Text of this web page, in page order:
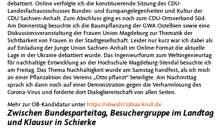
debattiert. Online verfolgte ich die konstituierende Sitzung des CDU-
Landesfachaussschusses Bundes- und Europangelegenheiten und Kultur der
CDU Sachsen-Anhalt. Zum Abschluss ging es noch zum CDU-Ortsverband Süd.
Am Donnerstag besuchte ich die Baumpflanzung der GWA Ostelbien sowie eine
Diskussionsveranstaltung der Frauen Union Magdeburg zur Thematik der
Sichtbarkeit von Frauen in der Stadtgesellschaft. Leider nur kurz war ich dabei als
auf Einladung der Junge Union Sachsen-Anhalt im Online-Format die aktuelle
Lage in der Ukraine debattiert wurde. Das Ingenieurforum zum Weltingenieurtag
für nachhaltige Entwicklung an der Hochschule Magdeburg-Stendal besuchte ich
am Freitag. Das Thema Nachhaltigkeit wurde am Samstag handfest, als ich mich
an einer Pflanzaktion des Vereins „Otto pflanzt“ beteiligte. Am Nachmittag
sprach ich dann noch auf einer Demonstration gegen die Verharmlosung des
Corona-Virus und forderte dort Dialogbereitschaft von allen Seiten.
Mehr zur OB-Kandidatur unter https://obwahl.tobias-krull.de
Zwischen Bundesparteitag, Besuchergruppe im Landtag
und Klausur in Schierke